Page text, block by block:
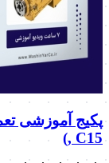
, C15)